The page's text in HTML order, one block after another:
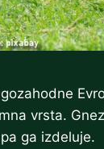
vrsta.
ga izdeluje.